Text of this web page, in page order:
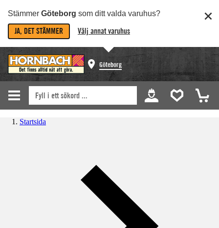
Stämmer Göteborg som ditt valda varuhus?
JA, DET STÄMMER Välj annat varuhus
Göteborg
Startsida